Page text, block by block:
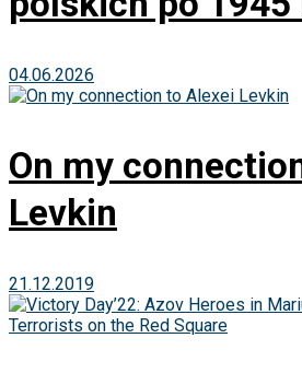
04.06.2026
On my
Levkin
21.12.2019